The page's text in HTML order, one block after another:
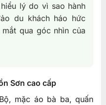
lý do vì sao hành
du khách háo hức
qua góc nhìn của
Sơn cao cấp
mặc áo bà ba, quấn